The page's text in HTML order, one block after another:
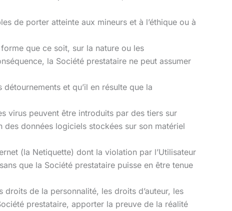
de porter atteinte aux mineurs et à l’éthique ou à
que ce soit, sur la nature ou les
la Société prestataire ne peut assumer
et qu’il en résulte que la
virus peuvent être introduits par des tiers sur
données logiciels stockées sur son matériel
(la Netiquette) dont la violation par l’Utilisateur
que la Société prestataire puisse en être tenue
droits de la personnalité, les droits d’auteur, les
prestataire, apporter la preuve de la réalité